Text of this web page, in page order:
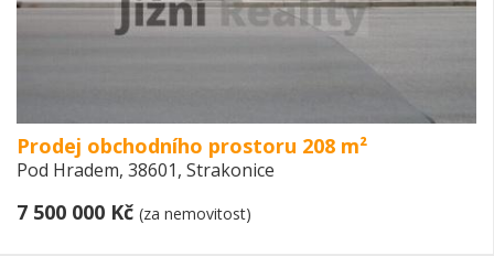
Prodej obchodního prostoru 208 m²
Pod Hradem, 38601, Strakonice
7 500 000 Kč (za nemovitost)